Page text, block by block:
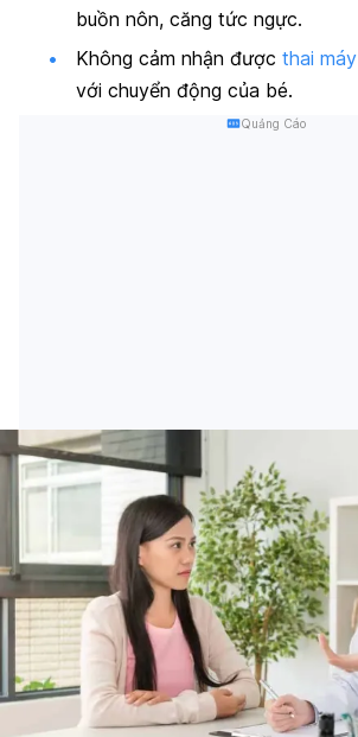
buồn nôn, căng tức ngực.
Không cảm nhận được thai máy
với chuyển động của bé.
Quảng Cáo